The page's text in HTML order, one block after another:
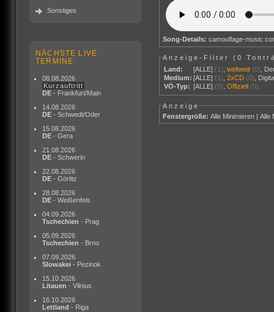
Sonstiges
NÄCHSTE LIVE
TERMINE
08.08.2026
Kurzauftritt
DE - Frankfurt/Main
14.08.2026
DE - Schwedt/Oder
15.08.2026
DE - Gera
21.08.2026
DE - Schwerin
22.08.2026
DE - Görlitz
28.08.2026
DE - Weißenfels
04.09.2026
Tschechien - Prag
05.09.2026
Tschechien - Brno
07.09.2026
Slowakei - Pezinok
15.10.2026
Litauen - Vilnius
16.10.2026
Lettland - Riga
Song-Details: camouflage-
Anzeige-Filter (0
Land:
[ALLE] (1) ,weltweit (0)
Medium: [ALLE] (1) ,2xCD (0)
VÖ-Typ: [ALLE] (0) ,Offiziell (0)
Anzeige
Fenstergröße: Alle Minimieren |Alle